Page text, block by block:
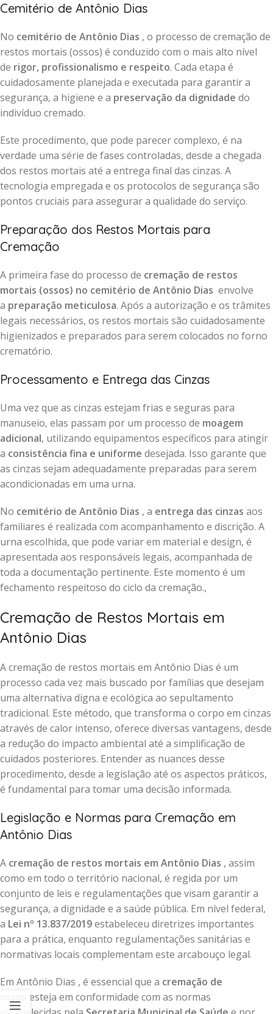
Cemitério de Antônio Dias
No cemitério de Antônio Dias , o processo de cremação de
restos mortais (ossos) é conduzido com o mais alto nível
de rigor, profissionalismo e respeito. Cada etapa é
cuidadosamente planejada e executada para garantir a
segurança, a higiene e a preservação da dignidade do
indivíduo cremado.
Este procedimento, que pode parecer complexo, é na
verdade uma série de fases controladas, desde a chegada
dos restos mortais até a entrega final das cinzas. A
tecnologia empregada e os protocolos de segurança são
pontos cruciais para assegurar a qualidade do serviço.
Preparação dos Restos Mortais para
Cremação
A primeira fase do processo de cremação de restos
mortais (ossos) no cemitério de Antônio Dias envolve
a preparação meticulosa. Após a autorização e os trâmites
legais necessários, os restos mortais são cuidadosamente
higienizados e preparados para serem colocados no forno
crematório.
Processamento e Entrega das Cinzas
Uma vez que as cinzas estejam frias e seguras para
manuseio, elas passam por um processo de moagem
adicional, utilizando equipamentos específicos para atingir
a consistência fina e uniforme desejada. Isso garante que
as cinzas sejam adequadamente preparadas para serem
acondicionadas em uma urna.
No cemitério de Antônio Dias , a entrega das cinzas aos
familiares é realizada com acompanhamento e discrição. A
urna escolhida, que pode variar em material e design, é
apresentada aos responsáveis legais, acompanhada de
toda a documentação pertinente. Este momento é um
fechamento respeitoso do ciclo da cremação.,
Cremação de Restos Mortais em
Antônio Dias
A cremação de restos mortais em Antônio Dias é um
processo cada vez mais buscado por famílias que desejam
uma alternativa digna e ecológica ao sepultamento
tradicional. Este método, que transforma o corpo em cinzas
através de calor intenso, oferece diversas vantagens, desde
a redução do impacto ambiental até a simplificação de
cuidados posteriores. Entender as nuances desse
procedimento, desde a legislação até os aspectos práticos,
é fundamental para tomar uma decisão informada.
Legislação e Normas para Cremação em
Antônio Dias
A cremação de restos mortais em Antônio Dias , assim
como em todo o território nacional, é regida por um
conjunto de leis e regulamentações que visam garantir a
segurança, a dignidade e a saúde pública. Em nível federal,
a Lei nº 13.837/2019estabeleceu diretrizes importantes
para a prática, enquanto regulamentações sanitárias e
normativas locais complementam este arcabouço legal.
Em Antônio Dias , é essencial que a cremação de
esteja em conformidade com as normas